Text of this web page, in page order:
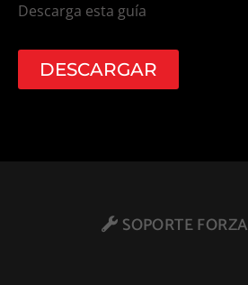
Descarga esta guía
DESCARGAR
SOPORTE